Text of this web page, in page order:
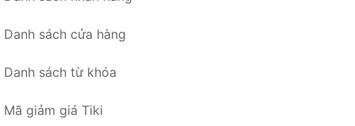
Danh sách cửa hàng
Danh sách từ khóa
Mã giảm giá Tiki